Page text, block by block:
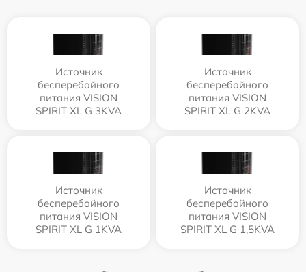
Источник
бесперебойного
питания VISION
SPIRIT XL G 3KVA
Источник
бесперебойного
питания VISION
SPIRIT XL G 2KVA
Источник
бесперебойного
питания VISION
SPIRIT XL G 1KVA
Источник
бесперебойного
питания VISION
SPIRIT XL G 1,5KVA